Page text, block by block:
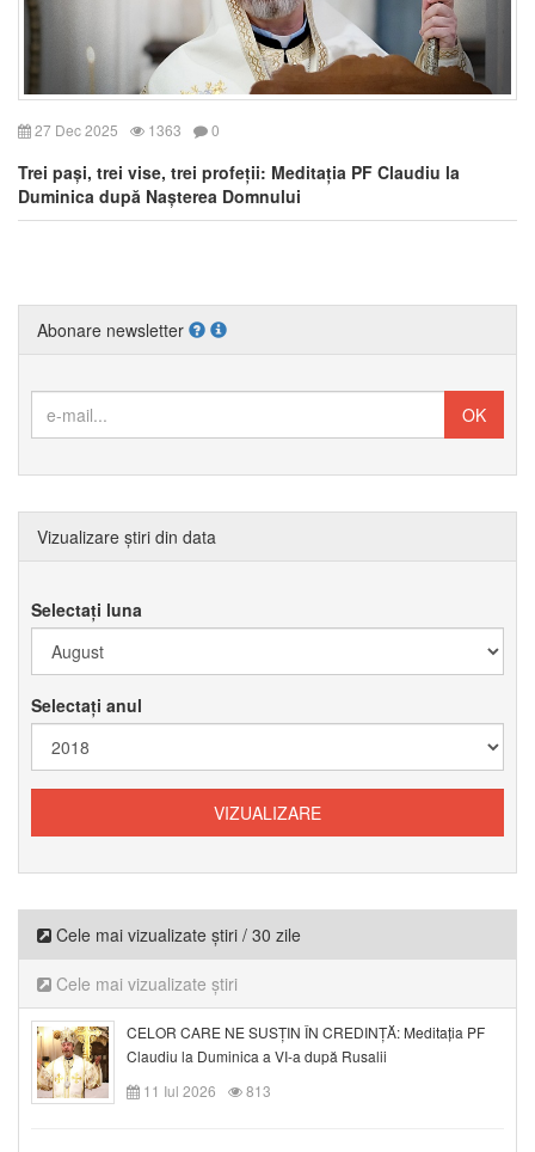
27 Dec 2025 1363 0
Trei pași, trei vise, trei profeții: Meditația PF Claudiu la
Duminica după Nașterea Domnului
Abonare newsletter
Vizualizare știri din data
Selectați luna
Selectați anul
Cele mai vizualizate știri / 30 zile
Cele mai vizualizate știri
CELOR CARE NE SUSȚIN ÎN CREDINȚĂ: Meditația PF
Claudiu la Duminica a VI-a după Rusalii
11 Iul 2026
813